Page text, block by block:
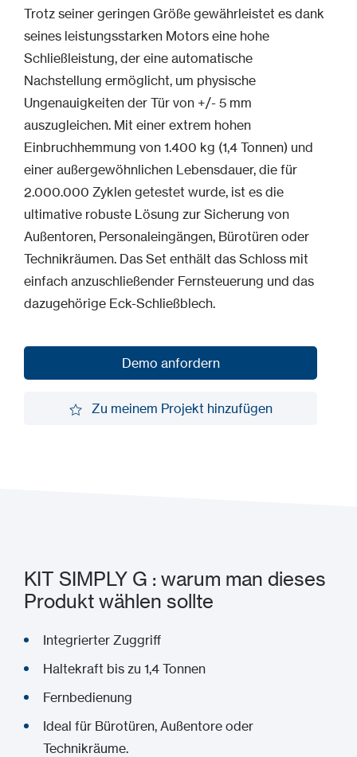
Trotz seiner geringen Größe gewährleistet es dank
seines leistungsstarken Motors eine hohe
Schließleistung, der eine automatische
Nachstellung ermöglicht, um physische
Ungenauigkeiten der Tür von +/- 5 mm
auszugleichen. Mit einer extrem hohen
Einbruchhemmung von 1.400 kg (1,4 Tonnen) und
einer außergewöhnlichen Lebensdauer, die für
2.000.000 Zyklen getestet wurde, ist es die
ultimative robuste Lösung zur Sicherung von
Außentoren, Personaleingängen, Bürotüren oder
Technikräumen. Das Set enthält das Schloss mit
einfach anzuschließender Fernsteuerung und das
dazugehörige Eck-Schließblech.
Demo anfordern
Zu meinem Projekt hinzufügen
KIT SIMPLY G : warum man dieses
Produkt wählen sollte
Integrierter Zuggriff
Haltekraft bis zu 1,4 Tonnen
Fernbedienung
Ideal für Bürotüren, Außentore oder
Technikräume.